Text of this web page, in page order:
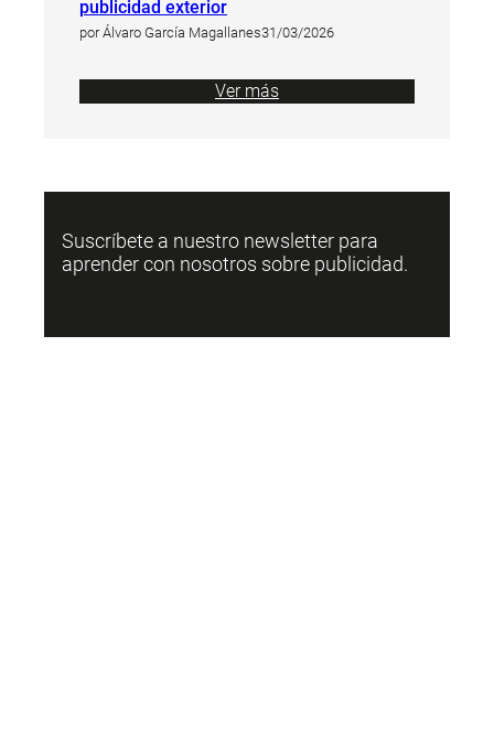
publicidad exterior
por Álvaro García Magallanes31/03/2026
Ver más
Suscríbete a nuestro newsletter para
aprender con nosotros sobre publicidad.